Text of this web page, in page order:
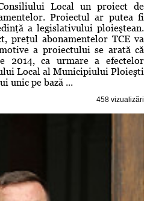
Local un proiect de
Proiectul ar putea fi
a legislativului ploieştean.
preţul abonamentelor TCE va
a proiectului se arată că
2014, ca urmare a efectelor
Local al Municipiului Ploieşti
unic pe bază ...
458 vizualizări